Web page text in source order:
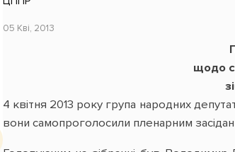
05 Кві, 2013
щодо
4 квітня 2013 року група народних
вони самопроголосили пленарним